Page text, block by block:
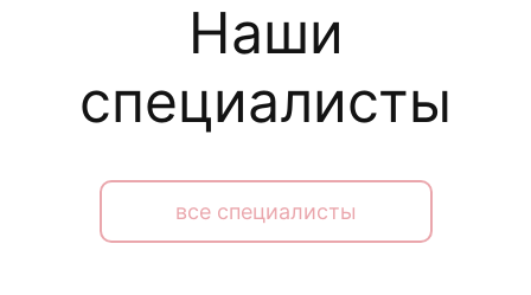
Наши
специалисты
все специалисты